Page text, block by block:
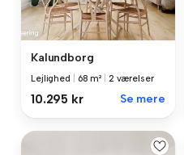
Kalundborg
Lejlighed 68 m² 2 værelser
10.295 kr Se mere